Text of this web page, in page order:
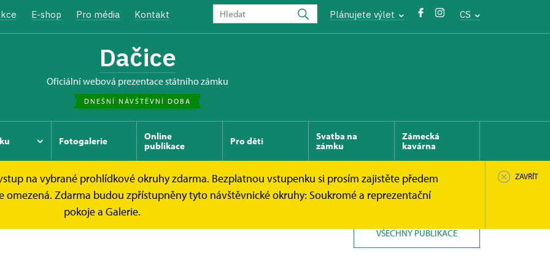
E-shop Pro média Kontakt Plánujete výlet CS
Dačice
oficiální webová prezentace státního zámku
DNEŠNÍ NÁVŠTĚVNÍ DOBA
Fotogalerie
Online
publikace
Pro děti
Svatba na
zámku
Zámecká
kavárna
na vybrané prohlídkové okruhy zdarma. Bezplatnou vstupenku si prosím zajistěte předem
Zdarma budou zpřístupněny tyto návštěvnické okruhy: Soukromé a reprezentační
pokoje a Galerie.
ZAVŘÍT
VŠECHNY PUBLIKACE